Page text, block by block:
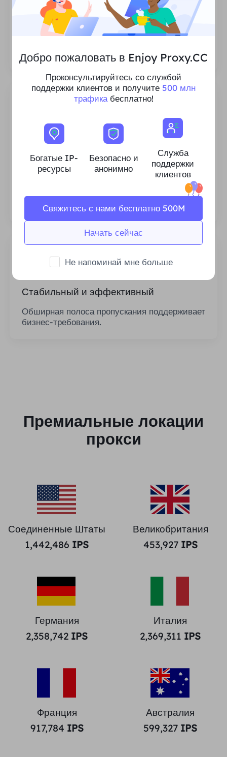
Неограниченное количество сеансов
использований или частоту вызовов прокси.
Богатые ресурсы интеллектуальной
собственности для жилых помещений
Мы гарантируем стабильность и надежность
стремимся расширить текущий пул прокси-
серверов, чтобы он соответствовал
Стабильный и эффективный
Обширная полоса пропускания поддерживает
бизнес-требования.
Премиальные локации
прокси
Соединенные Штаты
1,442,486 IPS
Великобритания
453,927IPS
Германия
2,358,742 IPS
Италия
2,369,311 IPS
Франция
917,784 IPS
Австралия
599,327 IPS
Добро пожаловать в Enjoy Proxy.CC
Проконсультируйтесь со службой
поддержки клиентов и получите 500 млн
трафикабесплатно!
Богатые IP-
ресурсы
Безопасно и
анонимно
Служба
поддержки
клиентов
Начать сейчас
Свяжитесь с нами бесплатно 500M
Не напоминай мне больше